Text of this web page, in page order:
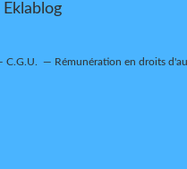
Eklablog
C.G.U. Rémunération en droits